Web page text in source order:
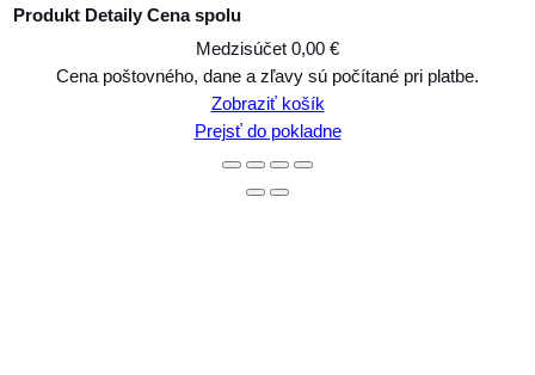
Produkty
Produkt Detaily Cena spolu
Medzisúčet 0,00 €
Cena poštovného, dane a zľavy sú počítané pri platbe.
Zobraziť košík
Prejsť do pokladne